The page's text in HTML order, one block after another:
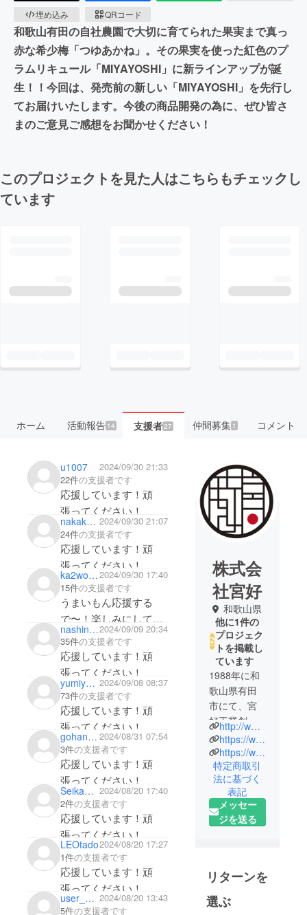
埋め込み
QRコード
和歌山有田の自社農園で大切に育てられた果実まで真っ
赤な希少梅「つゆあかね」。その果実を使った紅色のプ
ラムリキュール「MIYAYOSHI」に新ラインアップが誕
生！！今回は、発売前の新しい「MIYAYOSHI」を先行し
てお届けいたします。今後の商品開発の為に、ぜひ皆さ
まのご意見ご感想をお聞かせください！
このプロジェクトを見た人はこちらもチェックし
ています
ホーム 活動報告14 支援者27 仲間募集 1 コメント
u1007
2024/09/30 21:33
22件の支援者です
応援しています！頑
張ってください！
nakaka33 2024/09/30 21:07
24件の支援者です
応援しています！頑
張ってください！
ka2woimo2024/09/30 17:40
15件の支援者です
うまいもん応援する
で〜！楽しみにしてま
す！
nashinomizu2024/09/09 20:34
35件の支援者です
応援しています！頑
張ってください！
yumiy2302 2024/09/08 08:37
73件の支援者です
応援しています！頑
張ってください！
gohangohangohan99 2024/08/31 07:54
3件の支援者です
応援しています！頑
張ってください！
Seikan22 2024/08/20 17:40
2件の支援者です
応援しています！頑
張ってください！
LEOtado2024/08/20 17:27
1件の支援者です
応援しています！頑
張ってください！
user_87922aa20f04 2024/08/20 13:43
5件の支援者です
株式会
社宮好
和歌山県
他に1件の
プロジェク
トを掲載し
ています
1988年に和
歌山県有田
市にて、宮
好工業創
業。食品・
医薬のサニ
タリープラ
ント設計施
工と保守メ
ンテナンス
工事を請け
タリー製品
市場・飲料
水等食品関
http://www.miyayoshi.co.jp
https://www.instagram.com/miyayoshi_official/
https://www.pinterest.jp/0ob2736rsqk9wfputxe4s9khjmpaev/
特定商取引
法に基づく
表記
メッセー
ジを送る
リターンを
選ぶ